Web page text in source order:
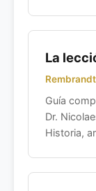
La
Guía
Dr.
Historia,